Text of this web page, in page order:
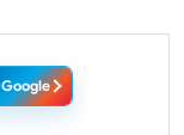
Google